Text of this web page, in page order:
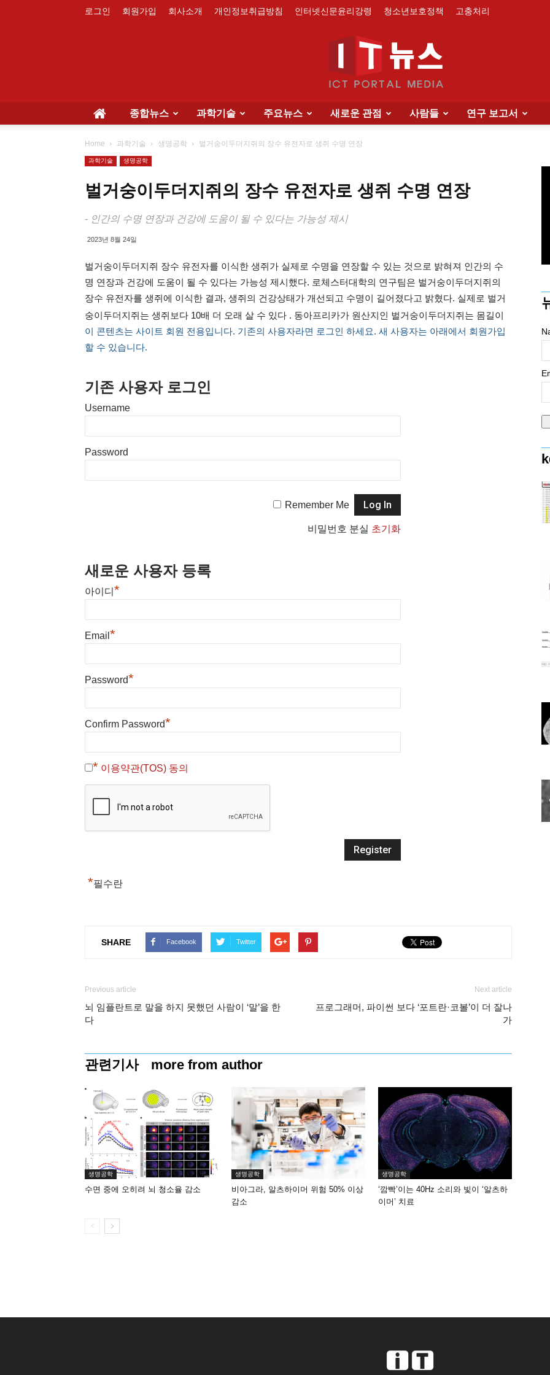
로그인 회원가입 회사소개 개인정보취급방침 인터넷신문윤리강령 청소년보호정책 고충처리
종합뉴스 과학기술 주요뉴스 새로운 관점 사람들 연구 보고서
Home 과학기술 생명공학 벌거숭이두더지쥐의 장수 유전자로 생쥐 수명 연장
과학기술 생명공학
벌거숭이두더지쥐의 장수 유전자로 생쥐 수명 연장
- 인간의 수명 연장과 건강에 도움이 될 수 있다는 가능성 제시
2023년 8월 24일
벌거숭이두더지쥐 장수 유전자를 이식한 생쥐가 실제로 수명을 연장할 수 있는 것으로 밝혀져 인간의 수
명 연장과 건강에 도움이 될 수 있다는 가능성 제시했다. 로체스터대학의 연구팀은 벌거숭이두더지쥐의
장수 유전자를 생쥐에 이식한 결과, 생쥐의 건강상태가 개선되고 수명이 길어졌다고 밝혔다. 실제로 벌거
숭이두더지쥐는 생쥐보다 10배 더 오래 살 수 있다 . 동아프리카가 원산지인 벌거숭이두더지쥐는 몸길이
이 콘텐츠는 사이트 회원 전용입니다. 기존의 사용자라면 로그인 하세요. 새 사용자는 아래에서 회원가입
할 수 있습니다.
기존 사용자 로그인
Username
Password
Remember Me
비밀번호 분실 초기화
새로운 사용자 등록
아이디 *
Email *
Password*
Confirm Password*
* 이용약관(TOS) 동의
*필수란
SHARE Facebook Twitter
Previous article
뇌 임플란트로 말을 하지 못했던 사람이 ‘말’을 한
다
Next article
프로그래머, 파이썬 보다 ‘포트란·코볼’이 더 잘나
가
관련기사 more from author
생명공학
수면 중에 오히려 뇌 청소율 감소
생명공학
비아그라, 알츠하이머 위험 50% 이상
감소
생명공학
‘깜빡’이는 40Hz 소리와 빛이 ‘알츠하
이머’ 치료